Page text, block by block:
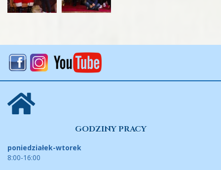
GODZINY PRACY
poniedziałek-wtorek
8:00-16:00